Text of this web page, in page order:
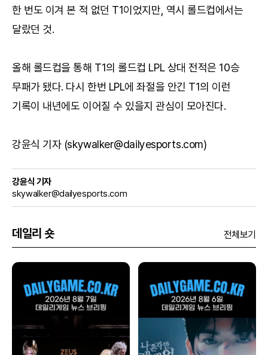
한 번도 이겨 본 적 없던 T1이었지만, 역시 롤드컵에서는
달랐던 것.
올해 롤드컵을 통해 T1의 롤드컵 LPL 상대 전적은 10승
무패가 됐다. 다시 한번 LPL에 좌절을 안긴 T1의 이런
기록이 내년에도 이어질 수 있을지 관심이 모아진다.
강윤식 기자 (skywalker@dailyesports.com)
강윤식 기자
skywalker@dailyesports.com
데일리 숏 전체보기